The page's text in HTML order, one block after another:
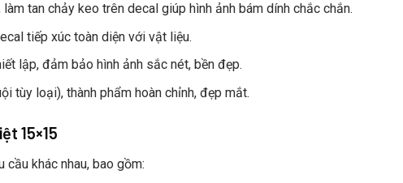
tan chảy keo trên decal giúp hình ảnh bám dính chắc chắn.
tiếp xúc toàn diện với vật liệu.
lập, đảm bảo hình ảnh sắc nét, bền đẹp.
tùy loại), thành phẩm hoàn chỉnh, đẹp mắt.
15×15
cầu khác nhau, bao gồm: